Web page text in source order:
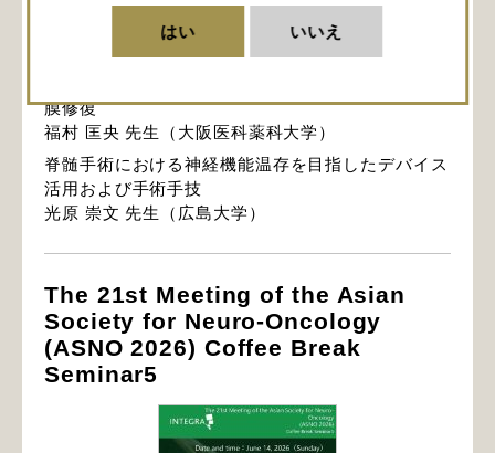
はい いいえ
膜修復
福村 匡央 先生（大阪医科薬科大学）
脊髄手術における神経機能温存を目指したデバイス
活用および手術手技
光原 崇文 先生（広島大学）
The 21st Meeting of the Asian
Society for Neuro-Oncology
(ASNO 2026) Coffee Break
Seminar5